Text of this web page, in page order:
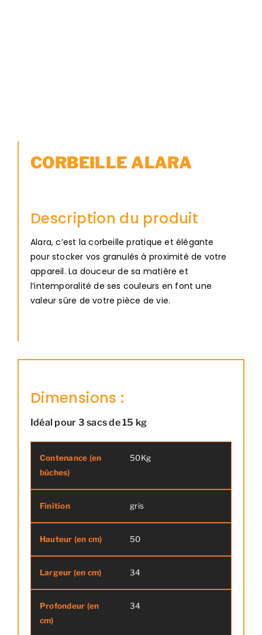
CORBEILLE ALARA
Description du produit
Alara, c’est la corbeille pratique et élégante
pour stocker vos granulés à proximité de votre
appareil. La douceur de sa matière et
l’intemporalité de ses couleurs en font une
valeur sûre de votre pièce de vie.
Dimensions :
Idéal pour 3 sacs de 15 kg
Contenance (en bûches)
50Kg
gris
50
34
34